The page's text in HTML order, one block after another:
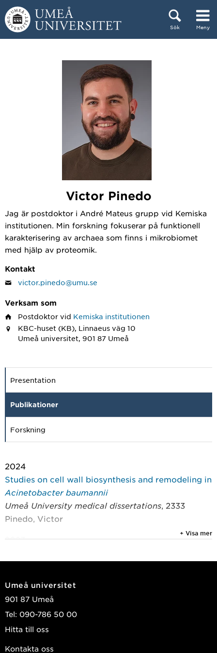
Hoppa direkt till innehållet
Sök Meny
Victor Pinedo
Jag är postdoktor i André Mateus grupp vid Kemiska
institutionen. Min forskning fokuserar på funktionell
karakterisering av archaea som finns i mikrobiomet
med hjälp av proteomik.
Kontakt
victor.pinedo@umu.se
Verksam som
Postdoktor vid Kemiska institutionen
KBC-huset (KB), Linnaeus väg 10
Umeå universitet, 901 87 Umeå
Presentation
Publikationer
Forskning
2024
Studies on cell wall biosynthesis and remodeling in
Acinetobacter baumannii
Umeå University medical dissertations , 2333
Pinedo, Victor
2023
Microbiology 2023, Vol. 8, (2)
Aurass, Philipp; Kim, Seongok; Pinedo, Victor; et
al.
+ Visa mer
Umeå universitet
901 87 Umeå
Tel: 090-786 50 00
Hitta till oss
Kontakta oss